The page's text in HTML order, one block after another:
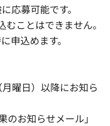
応募可能です。
ことはできません。
申込めます。
曜日）以降にお知ら
お知らせメール」